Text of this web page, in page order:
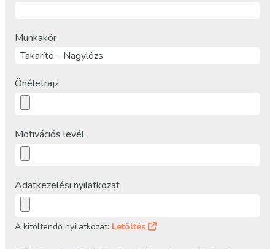
Munkakör
Önéletrajz
Motivációs levél
Adatkezelési nyilatkozat
A kitöltendő nyilatkozat: Letöltés